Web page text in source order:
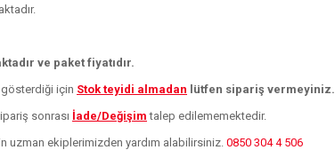
ve paket fiyatıdır.
gösterdiği için Stok teyidi almadan lütfen sipariş vermeyiniz.
sonrası İade/Değişim talep edilememektedir.
uzman ekiplerimizden yardım alabilirsiniz. 0850 304 4 506